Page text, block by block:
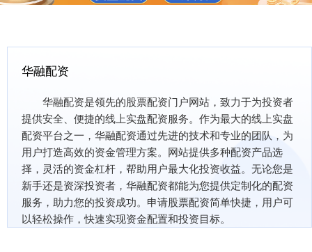
华融配资
华融配资是领先的股票配资门户网站，致力于为投资者
提供安全、便捷的线上实盘配资服务。作为最大的线上实盘
配资平台之一，华融配资通过先进的技术和专业的团队，为
用户打造高效的资金管理方案。网站提供多种配资产品选
择，灵活的资金杠杆，帮助用户最大化投资收益。无论您是
新手还是资深投资者，华融配资都能为您提供定制化的配资
服务，助力您的投资成功。申请股票配资简单快捷，用户可
以轻松操作，快速实现资金配置和投资目标。